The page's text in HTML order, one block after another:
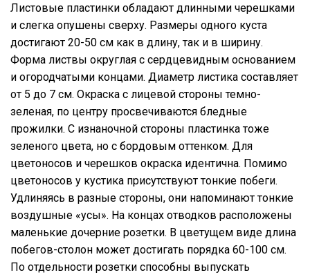
Листовые пластинки обладают длинными черешками
и слегка опушены сверху. Размеры одного куста
достигают 20-50 см как в длину, так и в ширину.
Форма листвы округлая с сердцевидным основанием
и огородчатыми концами. Диаметр листика составляет
от 5 до 7 см. Окраска с лицевой стороны темно-
зеленая, по центру просвечиваются бледные
прожилки. С изнаночной стороны пластинка тоже
зеленого цвета, но с бордовым оттенком. Для
цветоносов и черешков окраска идентична. Помимо
цветоносов у кустика присутствуют тонкие побеги.
Удлиняясь в разные стороны, они напоминают тонкие
воздушные «усы». На концах отводков расположены
маленькие дочерние розетки. В цветущем виде длина
побегов-столон может достигать порядка 60-100 см.
По отдельности розетки способны выпускать